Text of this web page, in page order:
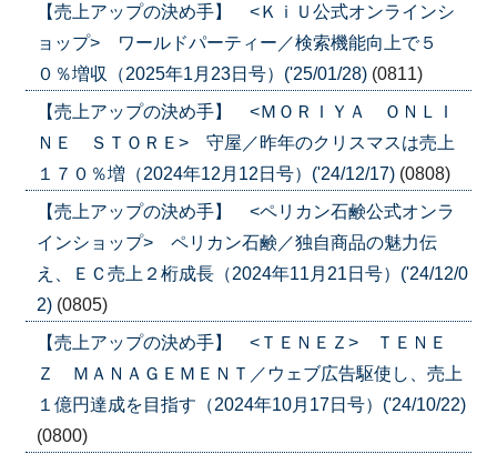
【売上アップの決め手】 <ＫｉＵ公式オンラインシ
ョップ> ワールドパーティー／検索機能向上で５
０％増収（2025年1月23日号）('25/01/28) (0811)
【売上アップの決め手】 <ＭＯＲＩＹＡ ＯＮＬＩ
ＮＥ ＳＴＯＲＥ> 守屋／昨年のクリスマスは売上
１７０％増（2024年12月12日号）('24/12/17) (0808)
【売上アップの決め手】 <ペリカン石鹸公式オンラ
インショップ> ペリカン石鹸／独自商品の魅力伝
え、ＥＣ売上２桁成長（2024年11月21日号）('24/12/0
2) (0805)
【売上アップの決め手】 <ＴＥＮＥＺ> ＴＥＮＥ
Ｚ ＭＡＮＡＧＥＭＥＮＴ／ウェブ広告駆使し、売上
１億円達成を目指す（2024年10月17日号）('24/10/22)
(0800)